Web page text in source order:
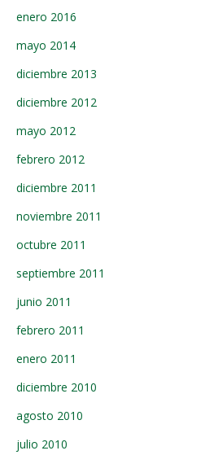
enero 2016
mayo 2014
diciembre 2013
diciembre 2012
mayo 2012
febrero 2012
diciembre 2011
noviembre 2011
octubre 2011
septiembre 2011
junio 2011
febrero 2011
enero 2011
diciembre 2010
agosto 2010
julio 2010